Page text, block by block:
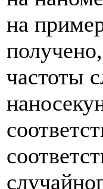
на
частоты